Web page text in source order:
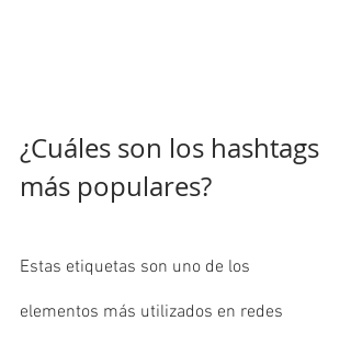
¿Cuáles son los hashtags
más populares?
Estas etiquetas son uno de los
elementos más utilizados en redes